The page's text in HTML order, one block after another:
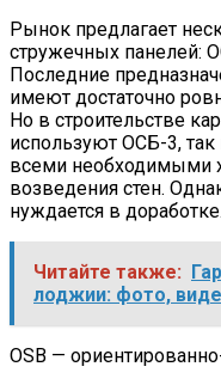
Рынок предлагает
стружечных панелей:
Последние
имеют достаточно
Но в строительстве
используют ОСБ-3,
всеми необходимыми
возведения стен.
нуждается в доработке.
Читайте также:
лоджии: фото,
OSB —